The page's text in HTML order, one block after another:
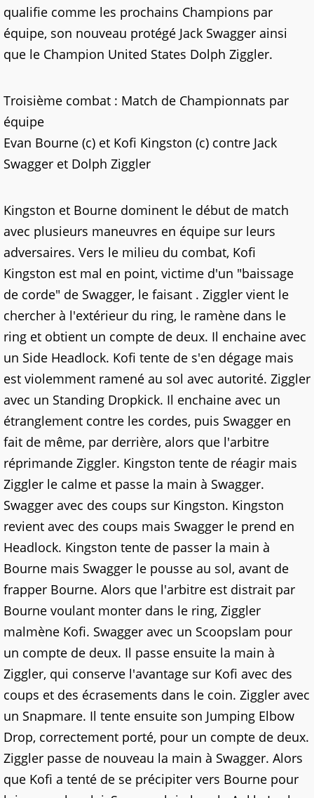
qualifie comme les prochains Champions par
équipe, son nouveau protégé Jack Swagger ainsi
que le Champion United States Dolph Ziggler.
Troisième combat : Match de Championnats par
équipe
Evan Bourne (c) et Kofi Kingston (c) contre Jack
Swagger et Dolph Ziggler
Kingston et Bourne dominent le début de match
avec plusieurs maneuvres en équipe sur leurs
adversaires. Vers le milieu du combat, Kofi
Kingston est mal en point, victime d'un "baissage
de corde" de Swagger, le faisant . Ziggler vient le
chercher à l'extérieur du ring, le ramène dans le
ring et obtient un compte de deux. Il enchaine avec
un Side Headlock. Kofi tente de s'en dégage mais
est violemment ramené au sol avec autorité. Ziggler
avec un Standing Dropkick. Il enchaine avec un
étranglement contre les cordes, puis Swagger en
fait de même, par derrière, alors que l'arbitre
réprimande Ziggler. Kingston tente de réagir mais
Ziggler le calme et passe la main à Swagger.
Swagger avec des coups sur Kingston. Kingston
revient avec des coups mais Swagger le prend en
Headlock. Kingston tente de passer la main à
Bourne mais Swagger le pousse au sol, avant de
frapper Bourne. Alors que l'arbitre est distrait par
Bourne voulant monter dans le ring, Ziggler
malmène Kofi. Swagger avec un Scoopslam pour
un compte de deux. Il passe ensuite la main à
Ziggler, qui conserve l'avantage sur Kofi avec des
coups et des écrasements dans le coin. Ziggler avec
un Snapmare. Il tente ensuite son Jumping Elbow
Drop, correctement porté, pour un compte de deux.
Ziggler passe de nouveau la main à Swagger. Alors
que Kofi a tenté de se précipiter vers Bourne pour